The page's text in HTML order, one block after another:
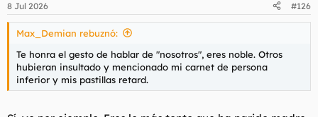
o
r
d
l
t
e
n
i
i
o
8 Jul 2026 #126
Max_Demian rebuznó:
Te honra el gesto de hablar de "nosotros", eres noble. Otros
hubieran insultado y mencionado mi carnet de persona
inferior y mis pastillas retard.